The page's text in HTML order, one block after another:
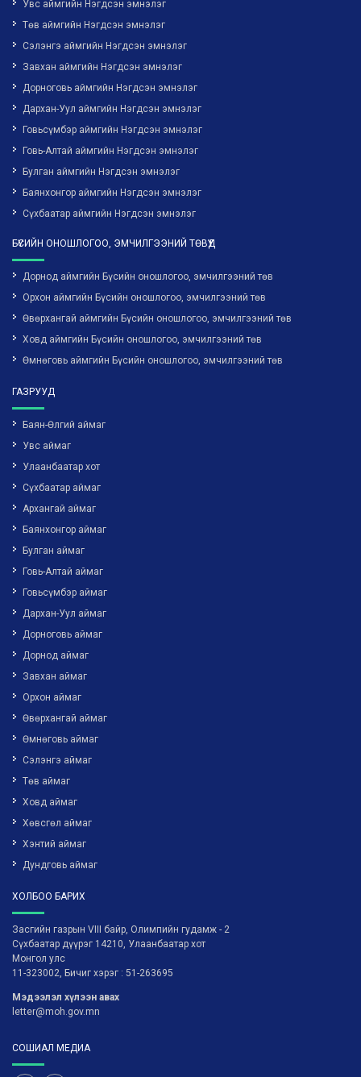
Увс аймгийн Нэгдсэн эмнэлэг
Төв аймгийн Нэгдсэн эмнэлэг
Сэлэнгэ аймгийн Нэгдсэн эмнэлэг
Завхан аймгийн Нэгдсэн эмнэлэг
Дорноговь аймгийн Нэгдсэн эмнэлэг
Дархан-Уул аймгийн Нэгдсэн эмнэлэг
Говьсүмбэр аймгийн Нэгдсэн эмнэлэг
Говь-Алтай аймгийн Нэгдсэн эмнэлэг
Булган аймгийн Нэгдсэн эмнэлэг
Баянхонгор аймгийн Нэгдсэн эмнэлэг
Сүхбаатар аймгийн Нэгдсэн эмнэлэг
БҮСИЙН ОНОШЛОГОО, ЭМЧИЛГЭЭНИЙ ТӨВҮҮД
Дорнод аймгийн Бүсийн оношлогоо, эмчилгээний төв
Орхон аймгийн Бүсийн оношлогоо, эмчилгээний төв
Өвөрхангай аймгийн Бүсийн оношлогоо, эмчилгээний төв
Ховд аймгийн Бүсийн оношлогоо, эмчилгээний төв
Өмнөговь аймгийн Бүсийн оношлогоо, эмчилгээний төв
ГАЗРУУД
Баян-Өлгий аймаг
Увс аймаг
Улаанбаатар хот
Сүхбаатар аймаг
Архангай аймаг
Баянхонгор аймаг
Булган аймаг
Говь-Алтай аймаг
Говьсүмбэр аймаг
Дархан-Уул аймаг
Дорноговь аймаг
Дорнод аймаг
Завхан аймаг
Орхон аймаг
Өвөрхангай аймаг
Өмнөговь аймаг
Сэлэнгэ аймаг
Төв аймаг
Ховд аймаг
Хөвсгөл аймаг
Хэнтий аймаг
Дундговь аймаг
ХОЛБОО БАРИХ
Засгийн газрын VIII байр, Олимпийн гудамж - 2
Сүхбаатар дүүрэг 14210, Улаанбаатар хот
Монгол улс
11-323002, Бичиг хэрэг : 51-263695
Мэдээлэл хүлээн авах
letter@moh.gov.mn
СОШИАЛ МЕДИА